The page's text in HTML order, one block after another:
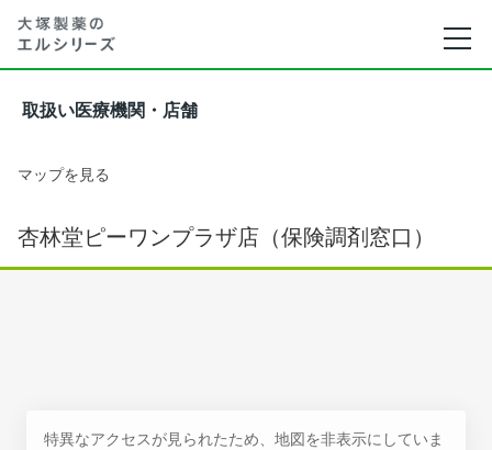
取扱い医療機関・店舗
マップを見る
杏林堂ピーワンプラザ店（保険調剤窓口）
特異なアクセスが見られたため、地図を非表示にしていま